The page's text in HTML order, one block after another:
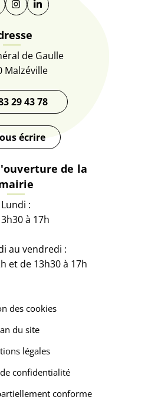
dans un nouvel onglet)
Instagram
(ouverture dans un nouvel
Linkedin
(ouverture dans un
de Gaulle
Malzéville
29 43 78
écrire
de la
Lundi :
à 17h
au vendredi :
et de 13h30 à 17h
des cookies
du site
légales
confidentialité
conforme